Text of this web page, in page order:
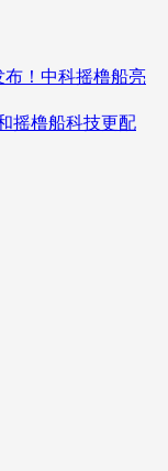
！中科摇橹船亮
摇橹船科技更配